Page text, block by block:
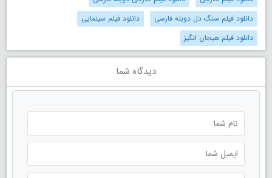
دانلود فیلم سنگ دل دوبله فارسی
دانلود فیلم سینمایی
دانلود فیلم هیجان انگیز
دیدگاه شما